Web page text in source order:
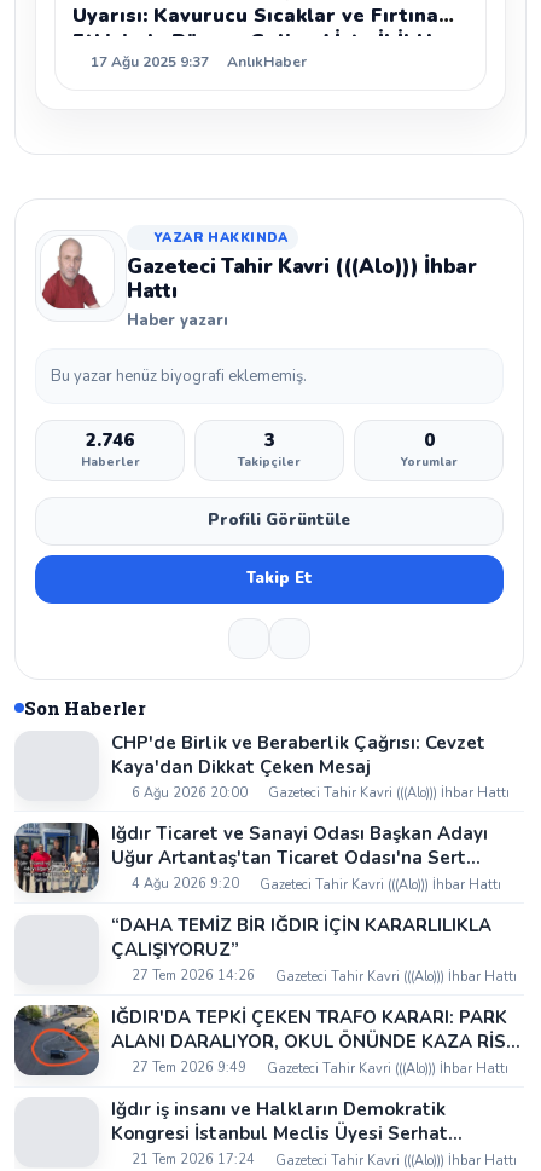
Uyarısı: Kavurucu Sıcaklar ve Fırtına
Etkisinde Rüzgar Geliyor! İşte İl İl Hava
Durumu
17 Ağu 2025 9:37 AnlıkHaber
YAZAR HAKKINDA
Gazeteci Tahir Kavri (((Alo))) İhbar
Hattı
Haber yazarı
Bu yazar henüz biyografi eklememiş.
2.746
Haberler
3
Takipçiler
0
Yorumlar
Profili Görüntüle
Takip Et
Son Haberler
CHP'de Birlik ve Beraberlik Çağrısı: Cevzet
Kaya'dan Dikkat Çeken Mesaj
6 Ağu 2026 20:00 Gazeteci Tahir Kavri (((Alo))) İhbar Hattı
Iğdır Ticaret ve Sanayi Odası Başkan Adayı
Uğur Artantaş'tan Ticaret Odası'na Sert
Eleştiri: "Nakliyeci Sahipsiz Bırakılamaz"
4 Ağu 2026 9:20 Gazeteci Tahir Kavri (((Alo))) İhbar Hattı
“DAHA TEMİZ BİR IĞDIR İÇİN KARARLILIKLA
ÇALIŞIYORUZ”
27 Tem 2026 14:26 Gazeteci Tahir Kavri (((Alo))) İhbar Hattı
IĞDIR'DA TEPKİ ÇEKEN TRAFO KARARI: PARK
ALANI DARALIYOR, OKUL ÖNÜNDE KAZA RİSKİ
İDDİASI VE IĞDIR VALİSİ NEREDE?
27 Tem 2026 9:49 Gazeteci Tahir Kavri (((Alo))) İhbar Hattı
Iğdır iş insanı ve Halkların Demokratik
Kongresi İstanbul Meclis Üyesi Serhat
Kaya’dan Iğdır Tanıtım Günleri’nde birlik ve
21 Tem 2026 17:24 Gazeteci Tahir Kavri (((Alo))) İhbar Hattı